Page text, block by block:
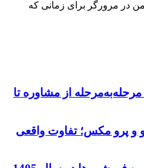
در مرورگر برای زمانی که
معده در سال ۱۴۰۵: مرحله‌به‌مرحله از مشاوره تا
قیمت آیفون 17 پرو و پرو مکس؛ تفاوت واقعی